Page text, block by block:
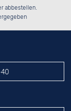
die Zahl in
Feld ein.
abbestellen.